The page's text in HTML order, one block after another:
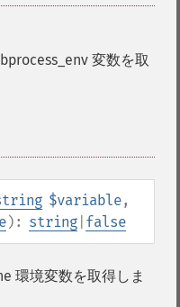
変数を取
$variable,
): string false
環境変数を取得しま